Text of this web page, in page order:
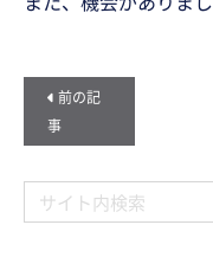
前の記
事